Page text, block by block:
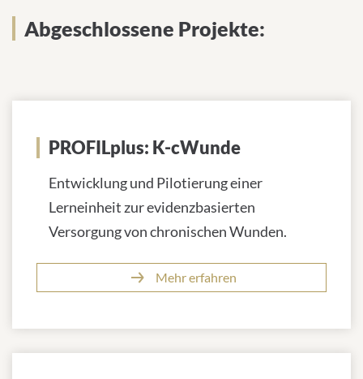
Abgeschlossene Projekte:
Abgeschlossene Projekte:
PROFILplus: K-cWunde
Entwicklung und Pilotierung einer
Lerneinheit zur evidenzbasierten
Versorgung von chronischen Wunden.
Mehr erfahren